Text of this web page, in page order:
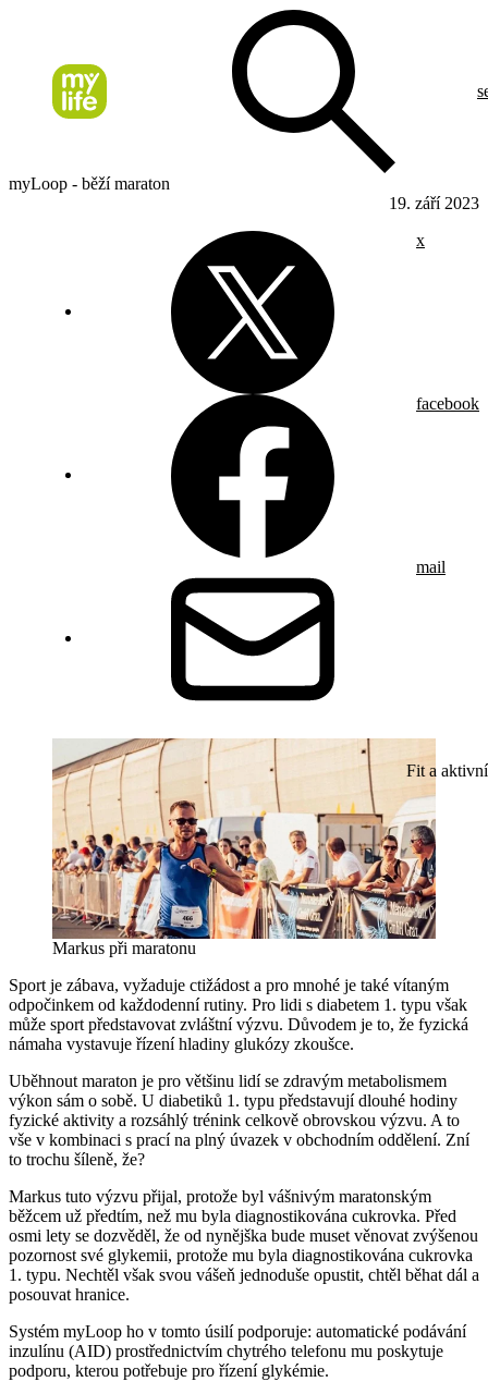
myLoop - běží maraton
19. září 2023
x
facebook
mail
Fit a aktivní
Markus při maratonu
Sport je zábava, vyžaduje ctižádost a pro mnohé je také vítaným
odpočinkem od každodenní rutiny. Pro lidi s diabetem 1. typu však
může sport představovat zvláštní výzvu. Důvodem je to, že fyzická
námaha vystavuje řízení hladiny glukózy zkoušce.
Uběhnout maraton je pro většinu lidí se zdravým metabolismem
výkon sám o sobě. U diabetiků 1. typu představují dlouhé hodiny
fyzické aktivity a rozsáhlý trénink celkově obrovskou výzvu. A to
vše v kombinaci s prací na plný úvazek v obchodním oddělení. Zní
to trochu šíleně, že?
Markus tuto výzvu přijal, protože byl vášnivým maratonským
běžcem už předtím, než mu byla diagnostikována cukrovka. Před
osmi lety se dozvěděl, že od nynějška bude muset věnovat zvýšenou
pozornost své glykemii, protože mu byla diagnostikována cukrovka
1. typu. Nechtěl však svou vášeň jednoduše opustit, chtěl běhat dál a
posouvat hranice.
Systém myLoop ho v tomto úsilí podporuje: automatické podávání
inzulínu (AID) prostřednictvím chytrého telefonu mu poskytuje
podporu, kterou potřebuje pro řízení glykémie.